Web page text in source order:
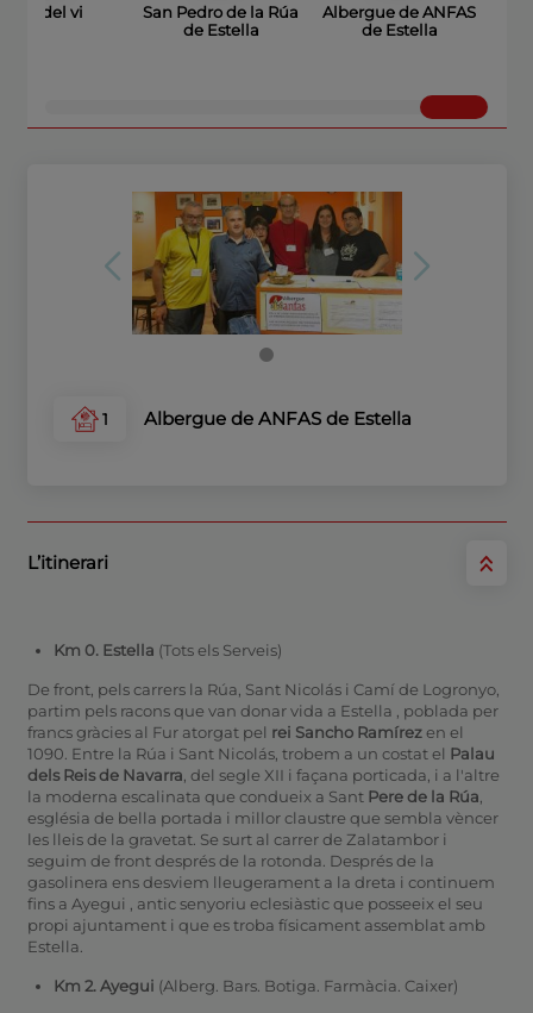
Font del vi
San Pedro de la Rúa
de Estella
Albergue de ANFAS
de Estella
1 Albergue de ANFAS de Estella
L’itinerari
Km 0. Estella (Tots els Serveis)
De front, pels carrers la Rúa, Sant Nicolás i Camí de Logronyo,
partim pels racons que van donar vida a Estella
, poblada per
francs gràcies al Fur atorgat pel rei Sancho Ramírezen el
1090. Entre la Rúa i Sant Nicolás, trobem a un costat el Palau
dels Reis de Navarra , del segle XII i façana porticada, i a l'altre
la moderna escalinata que condueix a Sant Pere de la Rúa
església de bella portada i millor claustre que sembla vèncer
les lleis de la gravetat. Se surt al carrer de Zalatambor i
seguim de front després de la rotonda. Després de la
gasolinera ens desviem lleugerament a la dreta i continuem
fins a Ayegui
, antic senyoriu eclesiàstic que posseeix el seu
propi ajuntament i que es troba físicament assemblat amb
Estella.
Km 2. Ayegui (Alberg. Bars. Botiga. Farmàcia. Caixer)